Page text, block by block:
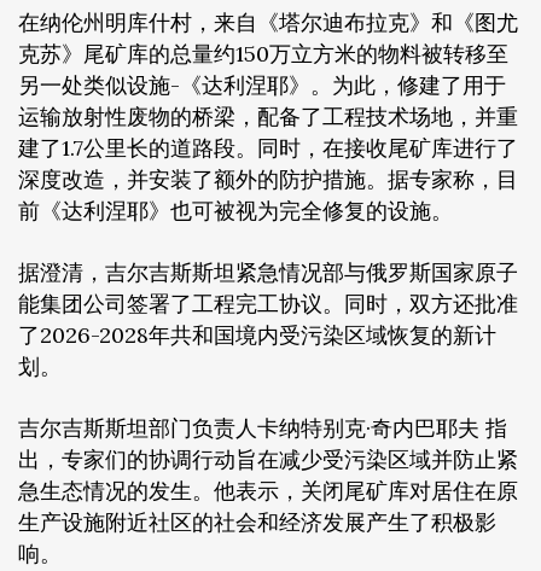
在纳伦州明库什村，来自《塔尔迪布拉克》和《图尤
克苏》尾矿库的总量约150万立方米的物料被转移至
另一处类似设施-《达利涅耶》。为此，修建了用于
运输放射性废物的桥梁，配备了工程技术场地，并重
建了1.7公里长的道路段。同时，在接收尾矿库进行了
深度改造，并安装了额外的防护措施。据专家称，目
前《达利涅耶》也可被视为完全修复的设施。
据澄清，吉尔吉斯斯坦紧急情况部与俄罗斯国家原子
能集团公司签署了工程完工协议。同时，双方还批准
了2026-2028年共和国境内受污染区域恢复的新计
划。
吉尔吉斯斯坦部门负责人卡纳特别克·奇内巴耶夫 指
出，专家们的协调行动旨在减少受污染区域并防止紧
急生态情况的发生。他表示，关闭尾矿库对居住在原
生产设施附近社区的社会和经济发展产生了积极影
响。